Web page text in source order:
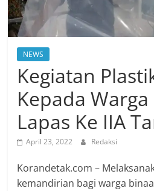
NEWS
Kegiatan
Kepada
Lapas Ke IIA
April 23, 2022 Redaksi
Korandetak.com –
kemandirian bagi warga